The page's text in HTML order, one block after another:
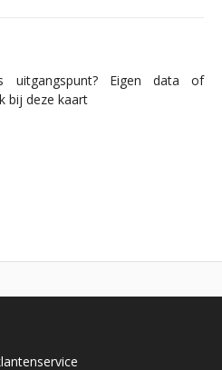
uitgangspunt? Eigen data of
bij deze kaart